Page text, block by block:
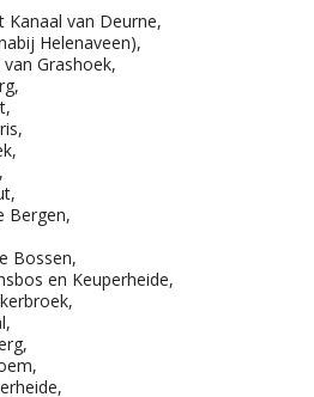
Kanaal van Deurne,
Helenaveen),
Grashoek,
Bergen,
Bossen,
en Keuperheide,